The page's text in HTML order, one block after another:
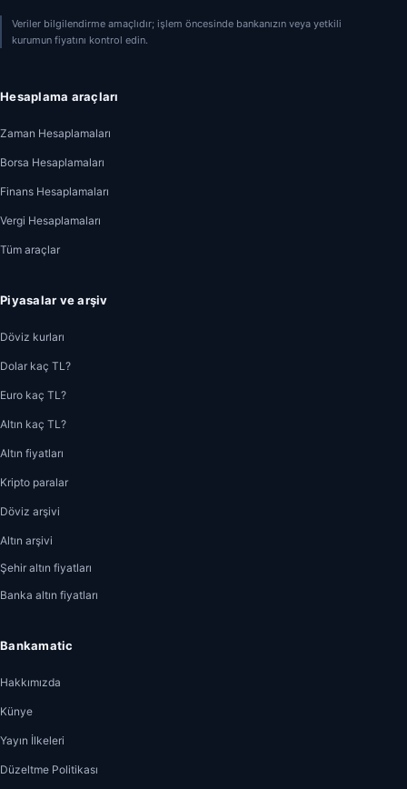
Veriler bilgilendirme amaçlıdır; işlem öncesinde bankanızın veya yetkili
kurumun fiyatını kontrol edin.
Hesaplama araçları
Zaman Hesaplamaları
Borsa Hesaplamaları
Finans Hesaplamaları
Vergi Hesaplamaları
Tüm araçlar
Piyasalar ve arşiv
Döviz kurları
Dolar kaç TL?
Euro kaç TL?
Altın kaç TL?
Altın fiyatları
Kripto paralar
Döviz arşivi
Altın arşivi
Şehir altın fiyatları
Banka altın fiyatları
Bankamatic
Hakkımızda
Künye
Yayın İlkeleri
Düzeltme Politikası